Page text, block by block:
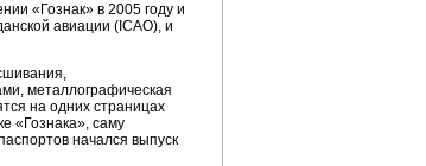
«Гознак» в 2005 году и
авиации (ICAO), и
металлографическая
на одних страницах
«Гознака», саму
начался выпуск